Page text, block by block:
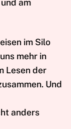
am
im Silo
mehr in
Lesen der
Und
anders